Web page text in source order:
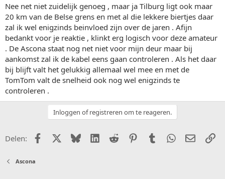
Nee net niet zuidelijk genoeg , maar ja Tilburg ligt ook maar
20 km van de Belse grens en met al die lekkere biertjes daar
zal ik wel enigzinds beinvloed zijn over de jaren . Afijn
bedankt voor je reaktie , klinkt erg logisch voor deze amateur
. De Ascona staat nog net niet voor mijn deur maar bij
aankomst zal ik de kabel eens gaan controleren . Als het daar
bij blijft valt het gelukkig allemaal wel mee en met de
TomTom valt de snelheid ook nog wel enigzinds te
controleren .
Inloggen of registreren om te reageren.
Delen: FacebookX (Twitter)
BlueskyLinkedIn
Reddit PinterestTumblr WhatsApp
E-mail
Ascona